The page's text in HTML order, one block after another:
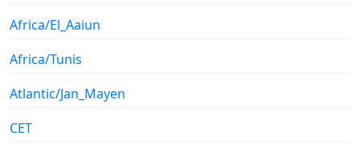
Africa/El_Aaiun
Africa/Tunis
Atlantic/Jan_Mayen
CET